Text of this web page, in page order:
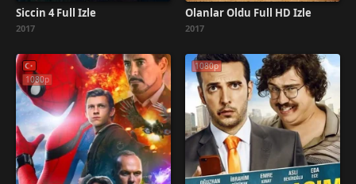
Siccin 4 Full İzle
2017
Olanlar Oldu Full HD İzle
2017
1080p
1080p